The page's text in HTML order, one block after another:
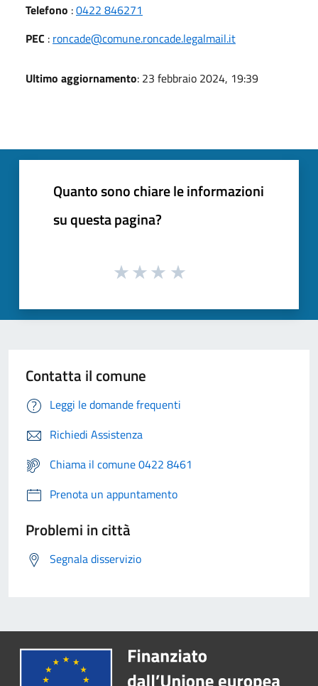
Telefono :0422 846271
PEC : roncade@comune.roncade.legalmail.it
Ultimo aggiornamento: 23 febbraio 2024, 19:39
Quanto sono chiare le informazioni
su questa pagina?
Contatta il comune
Leggi le domande frequenti
Richiedi Assistenza
Chiama il comune 0422 8461
Prenota un appuntamento
Problemi in città
Segnala disservizio